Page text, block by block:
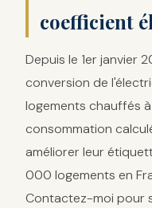
coefficient
Depuis le 1er janvier
conversion de
logements chauffés
consommation
améliorer leur
000 logements en
Contactez-moi pour